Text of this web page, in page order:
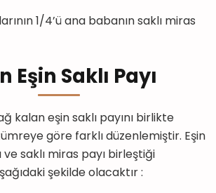
1/4’ü ana babanın saklı miras
Eşin Saklı Payı
kalan eşin saklı payını birlikte
göre farklı düzenlemiştir. Eşin
saklı miras payı birleştiği
şekilde olacaktır :